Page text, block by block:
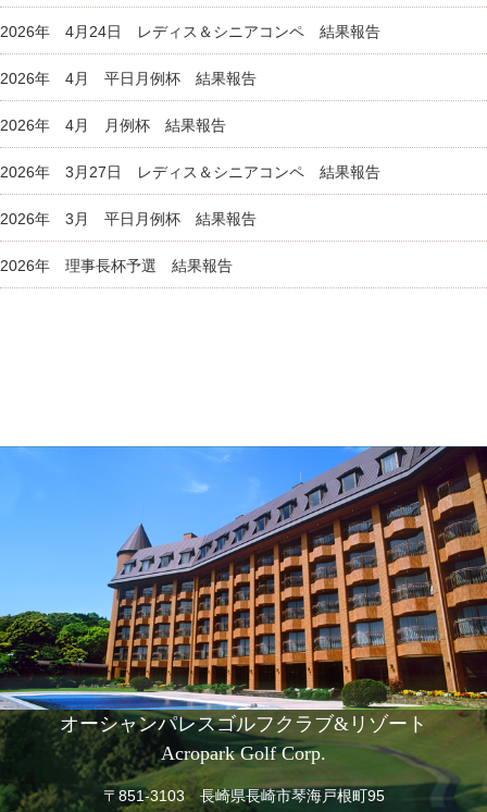
2026年 4月24日 レディス＆シニアコンペ 結果報告
2026年 4月 平日月例杯 結果報告
2026年 4月 月例杯 結果報告
2026年 3月27日 レディス＆シニアコンペ 結果報告
2026年 3月 平日月例杯 結果報告
2026年 理事長杯予選 結果報告
オーシャンパレスゴルフクラブ&リゾート
Acropark Golf Corp.
〒851-3103 長崎県長崎市琴海戸根町95